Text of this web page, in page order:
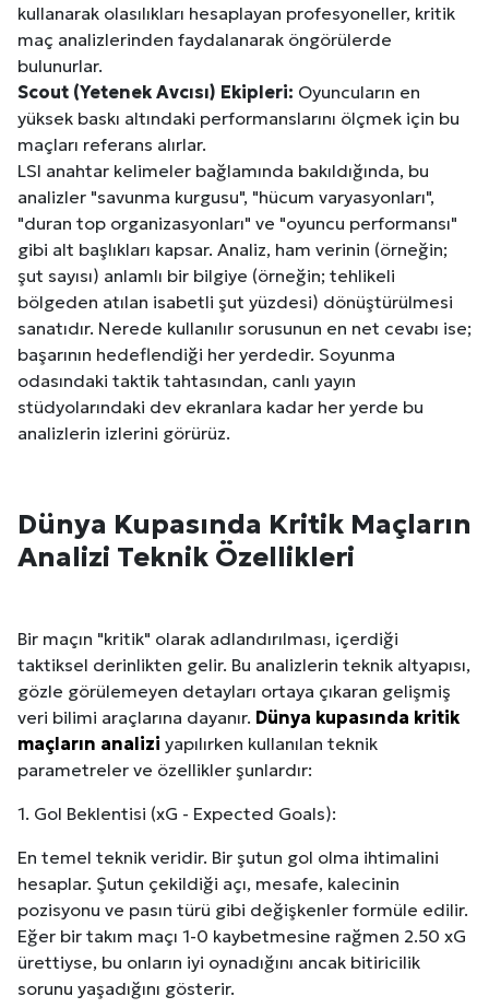
kullanarak olasılıkları hesaplayan profesyoneller, kritik
maç analizlerinden faydalanarak öngörülerde
bulunurlar.
Scout (Yetenek Avcısı) Ekipleri: Oyuncuların en
yüksek baskı altındaki performanslarını ölçmek için bu
maçları referans alırlar.
LSI anahtar kelimeler bağlamında bakıldığında, bu
analizler "savunma kurgusu", "hücum varyasyonları",
"duran top organizasyonları" ve "oyuncu performansı"
gibi alt başlıkları kapsar. Analiz, ham verinin (örneğin;
şut sayısı) anlamlı bir bilgiye (örneğin; tehlikeli
bölgeden atılan isabetli şut yüzdesi) dönüştürülmesi
sanatıdır. Nerede kullanılır sorusunun en net cevabı ise;
başarının hedeflendiği her yerdedir. Soyunma
odasındaki taktik tahtasından, canlı yayın
stüdyolarındaki dev ekranlara kadar her yerde bu
analizlerin izlerini görürüz.
Dünya Kupasında Kritik Maçların
Analizi Teknik Özellikleri
Bir maçın "kritik" olarak adlandırılması, içerdiği
taktiksel derinlikten gelir. Bu analizlerin teknik altyapısı,
gözle görülemeyen detayları ortaya çıkaran gelişmiş
veri bilimi araçlarına dayanır. Dünya kupasında kritik
maçların analizi yapılırken kullanılan teknik
parametreler ve özellikler şunlardır:
1. Gol Beklentisi (xG - Expected Goals):
En temel teknik veridir. Bir şutun gol olma ihtimalini
hesaplar. Şutun çekildiği açı, mesafe, kalecinin
pozisyonu ve pasın türü gibi değişkenler formüle edilir.
Eğer bir takım maçı 1-0 kaybetmesine rağmen 2.50 xG
ürettiyse, bu onların iyi oynadığını ancak bitiricilik
sorunu yaşadığını gösterir.
Site İçi (On-Page) SEO Hizmeti: Web Sitenizin